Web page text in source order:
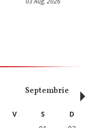
Septembrie
V S
D